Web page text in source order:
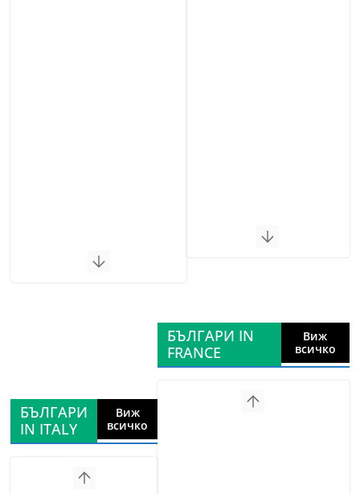
БЪЛГАРИ
IN ITALY
Виж
всичко
БЪЛГАРИ IN
FRANCE
Виж
всичко